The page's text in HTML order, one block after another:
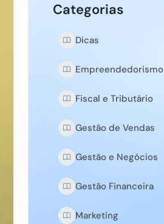
Categorias
Dicas
Empreendedorismo
Fiscal e Tributário
Gestão de Vendas
Gestão e Negócios
Gestão Financeira
Marketing